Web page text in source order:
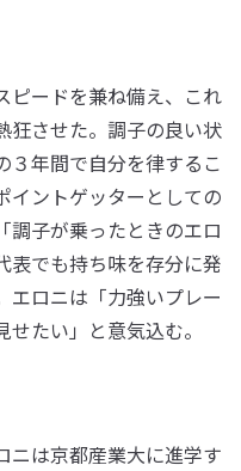
ードを兼ね備え、これ
狂させた。調子の良い状
３年間で自分を律するこ
イントゲッターとしての
調子が乗ったときのエロ
表でも持ち味を存分に発
エロニは「力強いプレー
たい」と意気込む。
は京都産業大に進学す